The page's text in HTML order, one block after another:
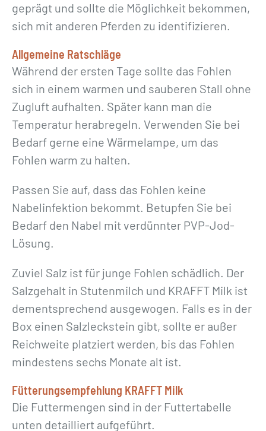
geprägt und sollte die Möglichkeit bekommen,
sich mit anderen Pferden zu identifizieren.
Allgemeine Ratschläge
Während der ersten Tage sollte das Fohlen
sich in einem warmen und sauberen Stall ohne
Zugluft aufhalten. Später kann man die
Temperatur herabregeln. Verwenden Sie bei
Bedarf gerne eine Wärmelampe, um das
Fohlen warm zu halten.
Passen Sie auf, dass das Fohlen keine
Nabelinfektion bekommt. Betupfen Sie bei
Bedarf den Nabel mit verdünnter PVP-Jod-
Lösung.
Zuviel Salz ist für junge Fohlen schädlich. Der
Salzgehalt in Stutenmilch und KRAFFT Milk ist
dementsprechend ausgewogen. Falls es in der
Box einen Salzleckstein gibt, sollte er außer
Reichweite platziert werden, bis das Fohlen
mindestens sechs Monate alt ist.
Fütterungsempfehlung KRAFFT Milk
Die Futtermengen sind in der Futtertabelle
unten detailliert aufgeführt.